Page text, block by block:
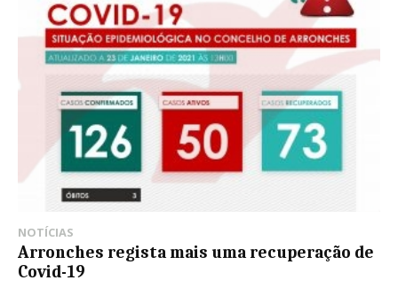
NOTÍCIAS
Arronches regista mais uma recuperação de
Covid-19